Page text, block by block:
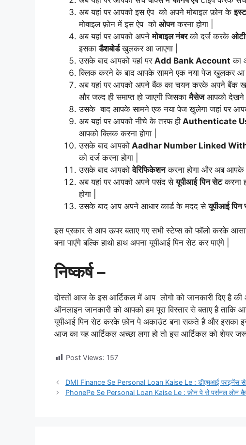
अब यहां पर आपको इस ऐप को अपने मोबाइल फ़ोन के
मोबाइल फ़ोन में इस ऐप को ओपनकरना होगा |
अब यहां पर आपको अपनेमोबाइल नंबरको दर्ज करके
इसकाडैशबोर्डखुलकर आ जाएगा |
उसके बाद आपको यहां पर Add Bank Account का
क्लिक करने के बाद आपके सामने एक नया पेज खुलकर आ
अब यहां पर आपको अपने बैंक का चयन करके अपने बैंक
और जल्द ही समाप्त हो जाएगी जिसकामैसेजआपको देखने
उसके बाद आपके सामने एक नया पेज खुलेगा जहां पर
अब यहां पर आपको नीचे के तरफ ही Authenticate
आपको क्लिक करना होगा |
उसके बाद आपको Aadhar Number Linked
को दर्ज करना होगा |
उसके बाद आपकोवेरिफिकेशनकरना होगा और अब आपके
अब यहां पर आपको अपने पसंद सेयूपीआई पिन सेटकरना
होगा |
उसके बाद आप अपने आधार कार्ड के मदद सेयूपीआई पिन
इस प्रकार से आप ऊपर बताए गए सभी स्टेप्स को फॉलो करके
बना पाएंगे बल्कि हाथो हाथ अपना यूपीआई पिन सेट कर पाएंगे |
निष्कर्ष –
दोस्तों आज के इस आर्टिकल में आप लोगो को जानकारी दिए है
ऑनलाइन जानकारी को आपको हम पूरा विस्तार से बताए है
यूपीआई पिन सेट करके फ़ोन पे अकाउंट बना सकते है और इसका
आज का यह आर्टिकल अच्छा लगा हो तो इस आर्टिकल को शेयर जरूर
Post Views: 157
DMI Finance Se Personal Loan Kaise Le : डीएमआई फाइनेंस से
PhonePe Se Personal Loan Kaise Le : फ़ोन पे से पर्सनल लोन